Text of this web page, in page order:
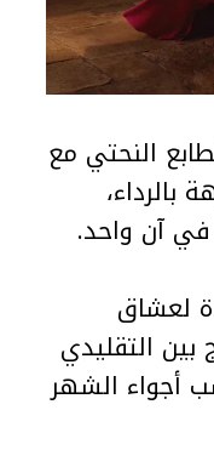
النحتي مع
بالرداء،
في آن واحد.
لعشاق
بين التقليدي
أجواء الشهر